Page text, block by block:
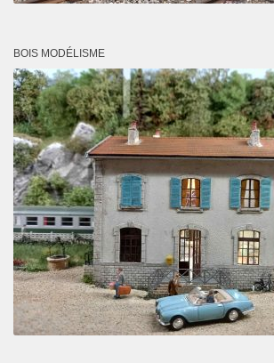
BOIS MODÉLISME